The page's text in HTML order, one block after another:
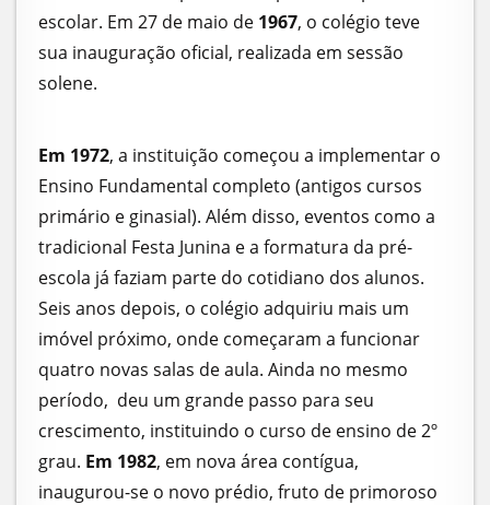
escolar. Em 27 de maio de 1967, o colégio teve
sua inauguração oficial, realizada em sessão
solene.
Em 1972, a instituição começou a implementar o
Ensino Fundamental completo (antigos cursos
primário e ginasial). Além disso, eventos como a
tradicional Festa Junina e a formatura da pré-
escola já faziam parte do cotidiano dos alunos.
Seis anos depois, o colégio adquiriu mais um
imóvel próximo, onde começaram a funcionar
quatro novas salas de aula. Ainda no mesmo
período, deu um grande passo para seu
crescimento, instituindo o curso de ensino de 2º
grau. Em 1982, em nova área contígua,
inaugurou-se o novo prédio, fruto de primoroso